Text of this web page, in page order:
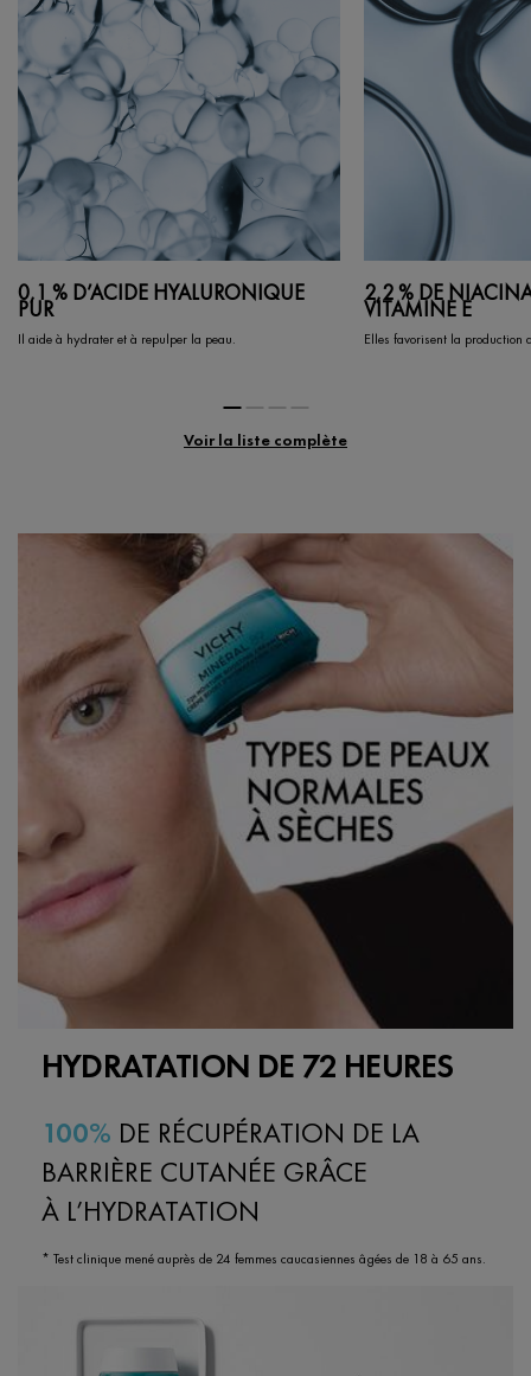
0,1 % D’ACIDE HYALURONIQUE
PUR
Il aide à hydrater et à repulper la peau.
2,2 % DE
VITAMINE E
Elles favorisent la production
Voir la liste complète
HYDRATATION DE 72 HEURES
100% DE RÉCUPÉRATION DE LA
BARRIÈRE CUTANÉE GRÂCE
À L’HYDRATATION
* Test clinique mené auprès de 24 femmes caucasiennes âgées de 18 à 65 ans.